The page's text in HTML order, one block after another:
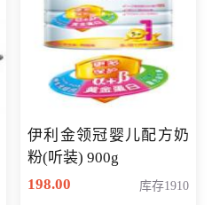
伊利金领冠婴儿配方奶
粉(听装) 900g
198.00
库存1910